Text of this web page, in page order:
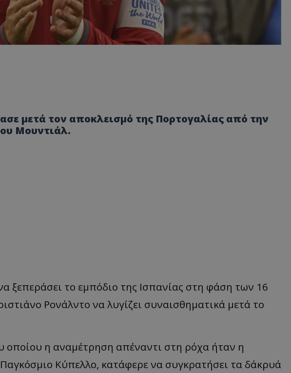
μετά τον αποκλεισμό της Πορτογαλίας από την
Μουντιάλ.
ξεπεράσει το εμπόδιο της Ισπανίας στη φάση των 16
Ρονάλντο να λυγίζει συναισθηματικά μετά το
οποίου η αναμέτρηση απέναντι στη ρόχα ήταν η
Κύπελλο, κατάφερε να συγκρατήσει τα δάκρυά